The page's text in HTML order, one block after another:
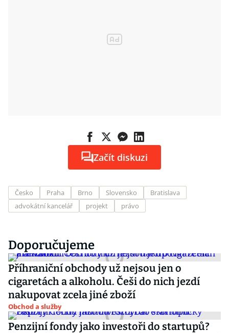
Začít diskuzi
Česko Praha Brno Slovensko
Bratislava
advokátní kancelář
projekt právo
Doporučujeme
Příhraniční obchody už nejsou jen o
cigaretách a alkoholu. Češi do nich jezdí
nakupovat zcela jiné zboží
Obchod a služby
Penzijní fondy jako investoři do startupů?